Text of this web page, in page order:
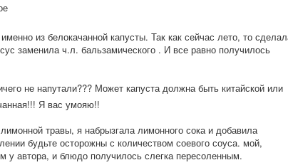
из белокачанной капусты. Так как сейчас лето, то
заменила ч.л. бальзамического . И все равно получилось
не напутали??? Может капуста должна быть китайской или
Я вас умояю!!
травы, я набрызгала лимонного сока и добавила
будьте осторожны с количеством соевого соуса. мой,
у автора, и блюдо получилось слегка пересоленным.